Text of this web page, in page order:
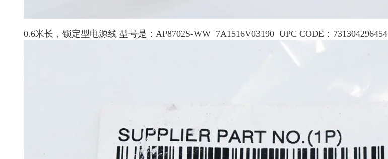
0.6米长，锁定型电源线 型号是：AP8702S-WW 7A1516V03190 UPC CODE：731304296454